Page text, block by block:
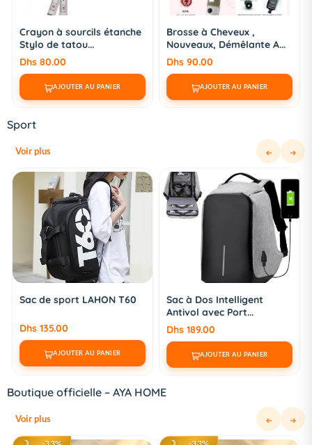
Brosse à Cheveux ,
Nouveaux, Démêlante A...
Dhs 90.00
AJOUTER AU PANIER
Chauffe-Cire 3 en 1
Portable Pliable en...
Dhs 110.00
AJOUTER AU PANIER
Sport
Voir plus
LAHON T60
AU PANIER
Sac à Dos Intelligent
Antivol avec Port...
AJOUTER AU PANIER
Short de
Ventre pour
Boutique officielle – AYA HOME
Voir plus